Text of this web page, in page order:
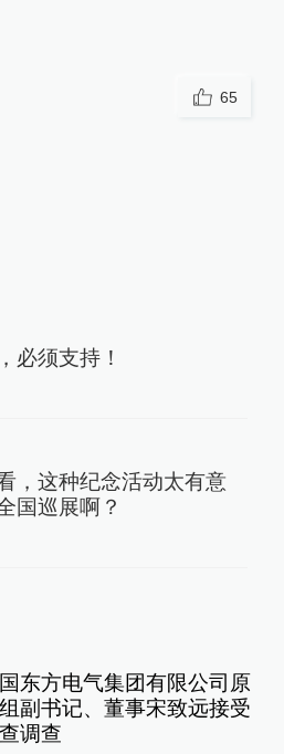
65
必须支持！
，这种纪念活动太有意
国巡展啊？
东方电气集团有限公司原
副书记、董事宋致远接受
调查